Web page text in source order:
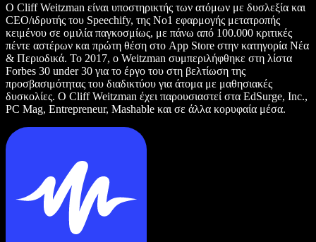
Ο Cliff Weitzman είναι υποστηρικτής των ατόμων με δυσλεξία και
CEO/ιδρυτής του Speechify, της Νο1 εφαρμογής μετατροπής
κειμένου σε ομιλία παγκοσμίως, με πάνω από 100.000 κριτικές
πέντε αστέρων και πρώτη θέση στο App Store στην κατηγορία Νέα
& Περιοδικά. Το 2017, ο Weitzman συμπεριλήφθηκε στη λίστα
Forbes 30 under 30 για το έργο του στη βελτίωση της
προσβασιμότητας του διαδικτύου για άτομα με μαθησιακές
δυσκολίες. Ο Cliff Weitzman έχει παρουσιαστεί στα EdSurge, Inc.,
PC Mag, Entrepreneur, Mashable και σε άλλα κορυφαία μέσα.